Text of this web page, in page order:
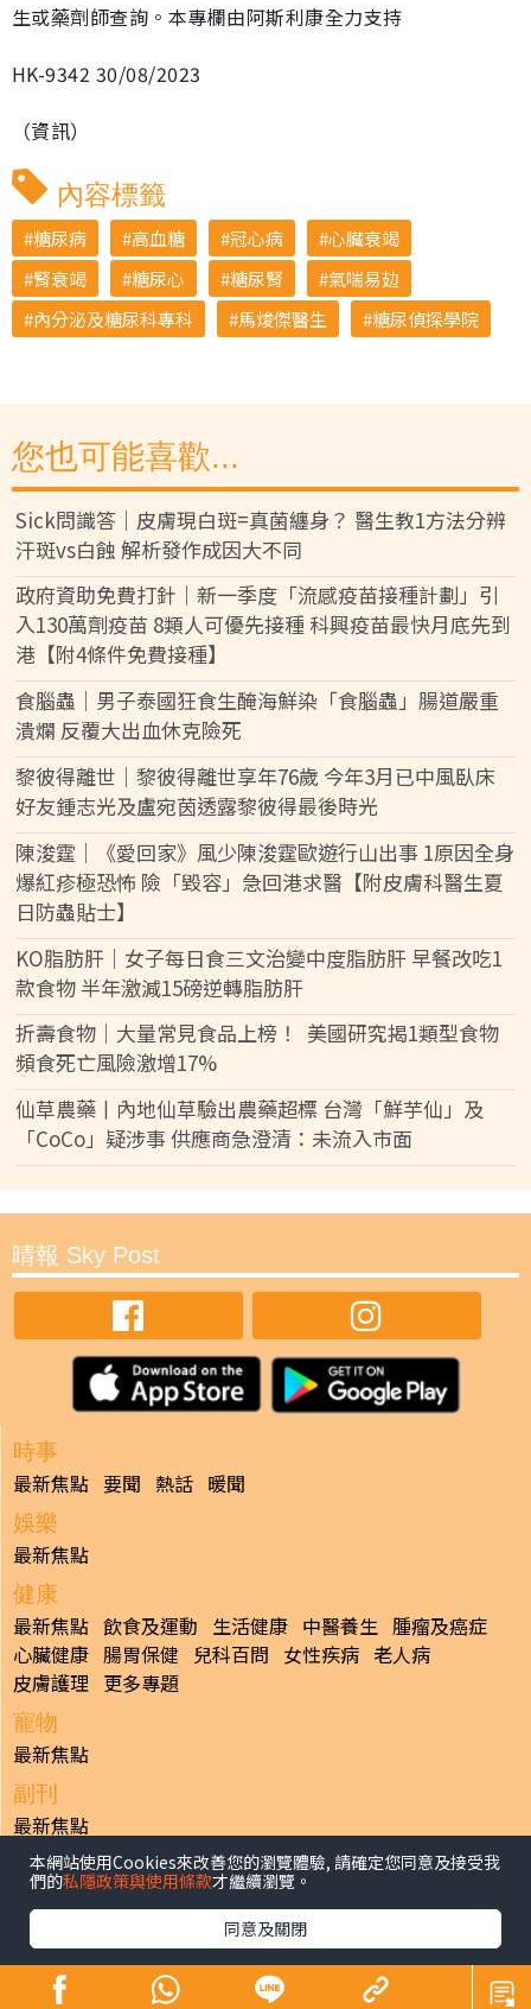
生或藥劑師查詢。本專欄由阿斯利康全力支持
HK-9342 30/08/2023
（資訊）
內容標籤
糖尿病 高血糖 冠心病
心臟衰竭
腎衰竭
糖尿心 糖尿腎
氣喘易攰
內分泌及糖尿科專科
馬焌傑醫生 糖尿偵探學院
您也可能喜歡...
Sick問識答｜皮膚現白斑=真菌纏身？ 醫生教1方法分辨
汗斑vs白蝕 解析發作成因大不同
政府資助免費打針｜新一季度「流感疫苗接種計劃」引
入130萬劑疫苗 8類人可優先接種 科興疫苗最快月底先到
港【附4條件免費接種】
食腦蟲｜男子泰國狂食生醃海鮮染「食腦蟲」腸道嚴重
潰爛 反覆大出血休克險死
黎彼得離世｜黎彼得離世享年76歲 今年3月已中風臥床
好友鍾志光及盧宛茵透露黎彼得最後時光
陳浚霆｜《愛回家》風少陳浚霆歐遊行山出事 1原因全身
爆紅疹極恐怖 險「毀容」急回港求醫【附皮膚科醫生夏
日防蟲貼士】
KO脂肪肝｜女子每日食三文治變中度脂肪肝 早餐改吃1
款食物 半年激減15磅逆轉脂肪肝
折壽食物｜大量常見食品上榜！ 美國研究揭1類型食物
頻食死亡風險激增17%
仙草農藥丨內地仙草驗出農藥超標 台灣「鮮芋仙」及
「CoCo」疑涉事 供應商急澄清：未流入市面
晴報 Sky Post
時事
最新焦點 要聞 熱話 暖聞
娛樂
最新焦點
健康
最新焦點 飲食及運動 生活健康 中醫養生 腫瘤及癌症
心臟健康 腸胃保健 兒科百問 女性疾病 老人病
皮膚護理 更多專題
寵物
最新焦點
副刊
最新焦點
日報
揭頁版 港聞 財經/地產 中國/國際
體育 專題/人物
香港經濟日報版權所有©2026
本網站使用Cookies來改善您的瀏覽體驗, 請確定您同意及接受我
們的私隱政策與使用條款才繼續瀏覽。
同意及關閉